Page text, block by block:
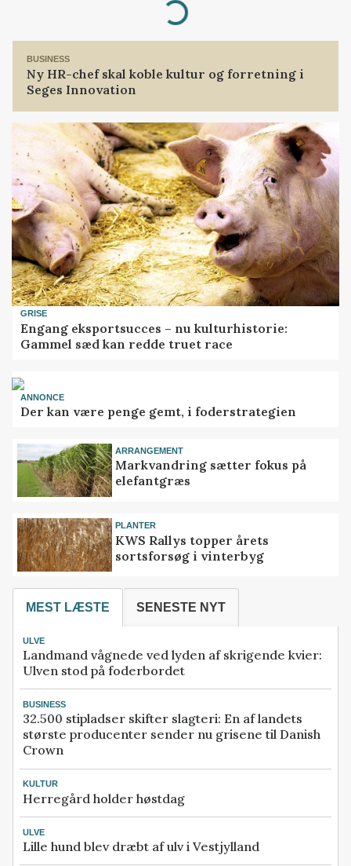
Loading...
BUSINESS
Ny HR-chef skal koble kultur og forretning i
Seges Innovation
GRISE
Engang eksportsucces – nu kulturhistorie:
Gammel sæd kan redde truet race
ANNONCE
Der kan være penge gemt, i foderstrategien
ARRANGEMENT
Markvandring sætter fokus på
elefantgræs
PLANTER
KWS Rallys topper årets
sortsforsøg i vinterbyg
MEST LÆSTE SENESTE NYT
ULVE
Landmand vågnede ved lyden af skrigende kvier:
Ulven stod på foderbordet
BUSINESS
32.500 stipladser skifter slagteri: En af landets
største producenter sender nu grisene til Danish
Crown
KULTUR
Herregård holder høstdag
ULVE
Lille hund blev dræbt af ulv i Vestjylland